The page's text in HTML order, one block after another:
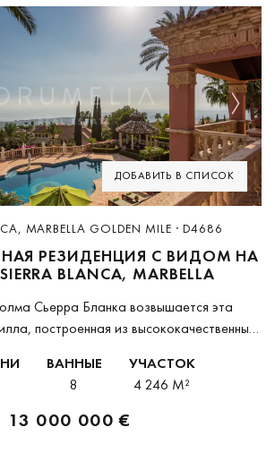
ДОБАВИТЬ В СПИСОК
Next
MARBELLA GOLDEN MILE · D4686
РЕЗИДЕНЦИЯ С ВИДОМ НА
BLANCA, MARBELLA
Сьерра Бланка возвышается эта
построенная из высококачественных
сочетает андалузские традиции с
а панорамный вид охватывает...
ВАННЫЕ
8
УЧАСТОК
4 246 M²
13 000 000 €